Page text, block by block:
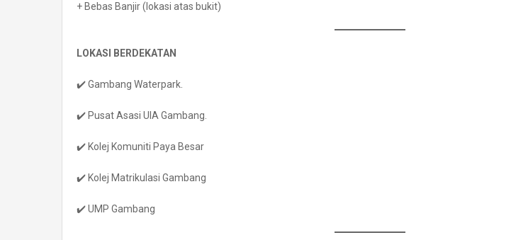
+ Bebas Banjir (lokasi atas bukit)
LOKASI BERDEKATAN
✔️ Gambang Waterpark.
✔️ Pusat Asasi UIA Gambang.
✔️ Kolej Komuniti Paya Besar
✔️ Kolej Matrikulasi Gambang
✔️ UMP Gambang